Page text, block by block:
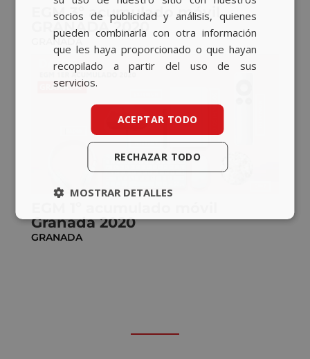
EGM 3º acumulado móvil
GRANADA 2020
GRANADA
Granada 2020
GRANADA
socios de publicidad y análisis, quienes
pueden combinarla con otra información
que les haya proporcionado o que hayan
recopilado a partir del uso de sus
servicios.
ACEPTAR TODO
RECHAZAR TODO
MOSTRAR DETALLES